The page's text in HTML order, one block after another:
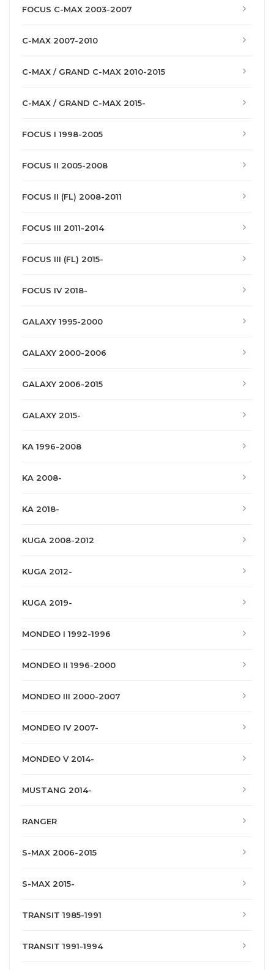
FOCUS C-MAX 2003-2007
C-MAX 2007-2010
C-MAX / GRAND C-MAX 2010-2015
C-MAX / GRAND C-MAX 2015-
FOCUS I 1998-2005
FOCUS II 2005-2008
FOCUS II (FL) 2008-2011
FOCUS III 2011-2014
FOCUS III (FL) 2015-
FOCUS IV 2018-
GALAXY 1995-2000
GALAXY 2000-2006
GALAXY 2006-2015
GALAXY 2015-
KA 1996-2008
KA 2008-
KA 2018-
KUGA 2008-2012
KUGA 2012-
KUGA 2019-
MONDEO I 1992-1996
MONDEO II 1996-2000
MONDEO III 2000-2007
MONDEO IV 2007-
MONDEO V 2014-
MUSTANG 2014-
RANGER
S-MAX 2006-2015
S-MAX 2015-
TRANSIT 1985-1991
TRANSIT 1991-1994